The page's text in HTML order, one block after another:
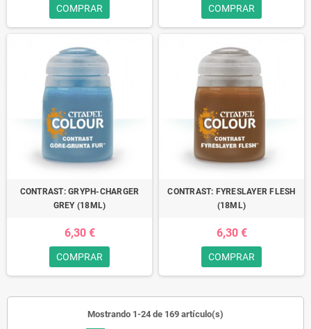
COMPRAR COMPRAR
CONTRAST: GRYPH-CHARGER
GREY (18ML)
6,30 €
COMPRAR
CONTRAST: FYRESLAYER FLESH
(18ML)
6,30 €
COMPRAR
Mostrando 1-24 de 169 artículo(s)